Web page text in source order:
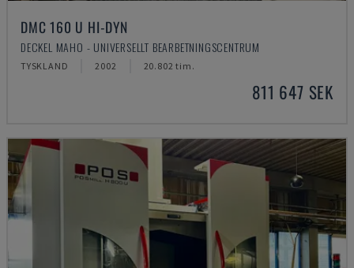
DMC 160 U HI-DYN
DECKEL MAHO - UNIVERSELLT BEARBETNINGSCENTRUM
TYSKLAND 2002 20.802 tim.
811 647 SEK